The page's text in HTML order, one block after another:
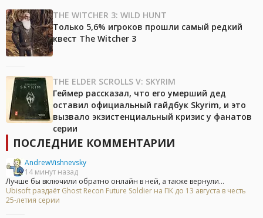
THE WITCHER 3: WILD HUNT
Только 5,6% игроков прошли самый редкий
квест The Witcher 3
THE ELDER SCROLLS V: SKYRIM
Геймер рассказал, что его умерший дед
оставил официальный гайдбук Skyrim, и это
вызвало экзистенциальный кризис у фанатов
серии
ПОСЛЕДНИЕ КОММЕНТАРИИ
AndrewVishnevsky
14 минут назад
Лучше бы включили обратно онлайн в ней, а также вернули...
Ubisoft раздаёт Ghost Recon Future Soldier на ПК до 13 августа в честь
25-летия серии